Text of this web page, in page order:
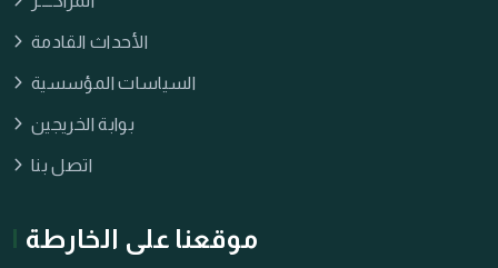
الأحداث القادمة
السياسات المؤسسية
بوابة الخريجين
اتصل بنا
موقعنا على الخارطة